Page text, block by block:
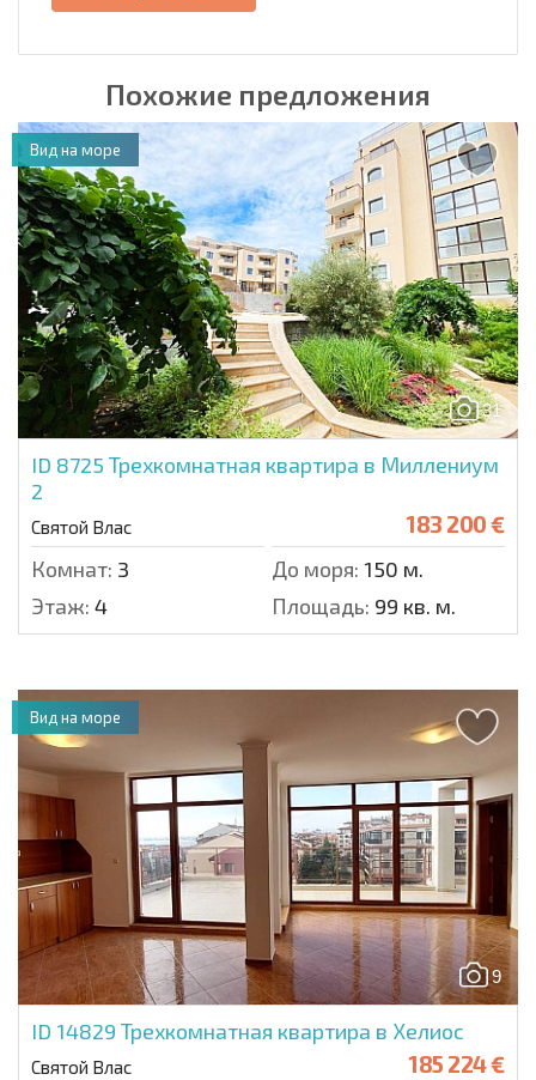
Похожие предложения
31
ID 8725 Трехкомнатная квартира в Миллениум
2
Святой Влас 183 200 €
Комнат: 3 До моря: 150 м.
Этаж: 4 Площадь: 99 кв. м.
Вид на море
9
ID 14829 Трехкомнатная квартира в Хелиос
Святой Влас 185 224 €
Вид на море